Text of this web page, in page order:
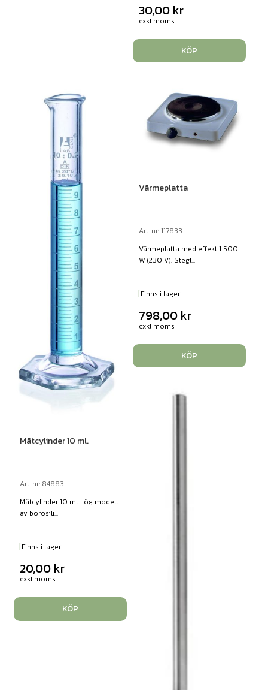
30,00 kr
exkl moms
KÖP
Mätcylinder 10 ml.
Art. nr: 84883
Mätcylinder 10 ml.Hög modell
av borosili...
Finns i lager
20,00 kr
exkl moms
KÖP
Värmeplatta
Art. nr: 117833
Värmeplatta med effekt 1 500
W (230 V). Stegl...
Finns i lager
798,00 kr
exkl moms
KÖP